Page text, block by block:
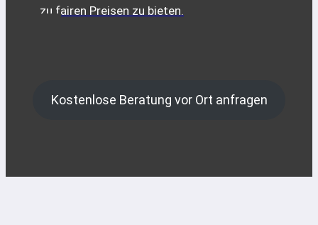
zu fairen Preisen zu bieten.
Kostenlose Beratung vor Ort anfragen